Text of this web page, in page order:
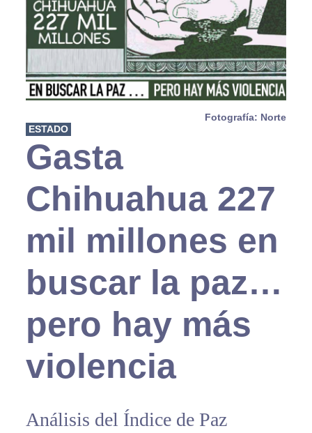
Fotografía: Norte
ESTADO
Gasta
Chihuahua 227
mil millones en
buscar la paz…
pero hay más
violencia
Análisis del Índice de Paz